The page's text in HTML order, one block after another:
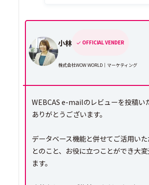
小林 OFFICIAL VENDER
株式会社WOW WORLD｜マーケティング
WEBCAS e-mailのレビューを投稿い
ありがとうございます。
データベース機能と併せてご活用い
とのこと、お役に立つことができ大
ます。